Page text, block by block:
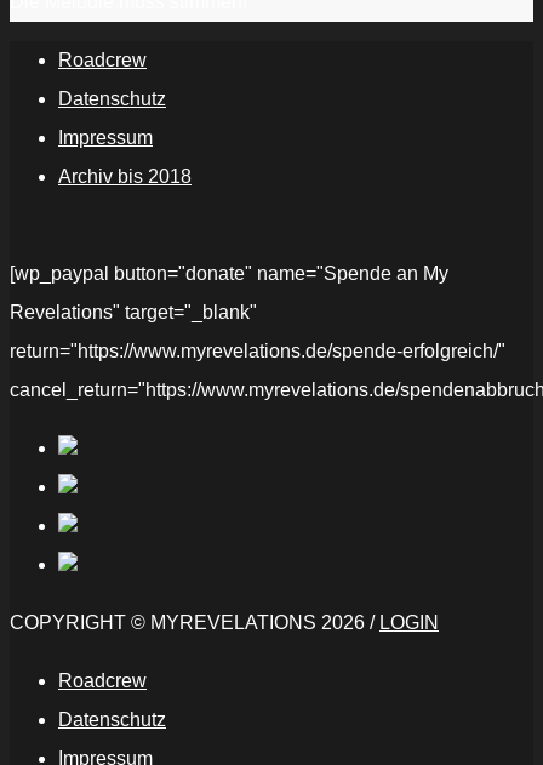
Roadcrew
Datenschutz
Impressum
Archiv bis 2018
[wp_paypal button="donate" name="Spende an My
Revelations" target="_blank"
return="https://www.myrevelations.de/spende-erfolgreich/"
cancel_return="https://www.myrevelations.de/
COPYRIGHT © MYREVELATIONS 2026 / LOGIN
Roadcrew
Datenschutz
Impressum